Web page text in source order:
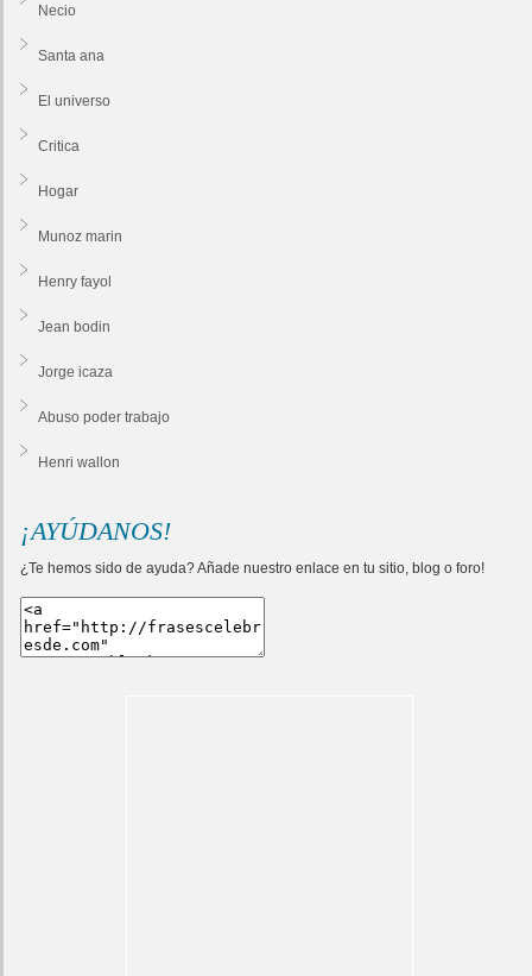
Necio
Santa ana
El universo
Critica
Hogar
Munoz marin
Henry fayol
Jean bodin
Jorge icaza
Abuso poder trabajo
Henri wallon
¡AYÚDANOS!
¿Te hemos sido de ayuda? Añade nuestro enlace en tu sitio, blog o foro!